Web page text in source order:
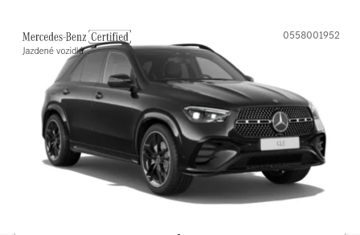
0558001952